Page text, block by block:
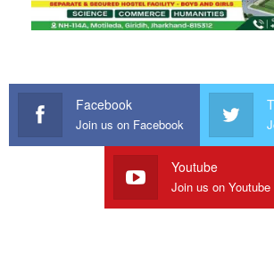
Facebook
Join us on Facebook
Youtube
Join us on Youtube